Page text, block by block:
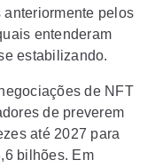
pelos
entenderam
estabilizando.
de NFT
de preverem
até 2027 para
bilhões. Em